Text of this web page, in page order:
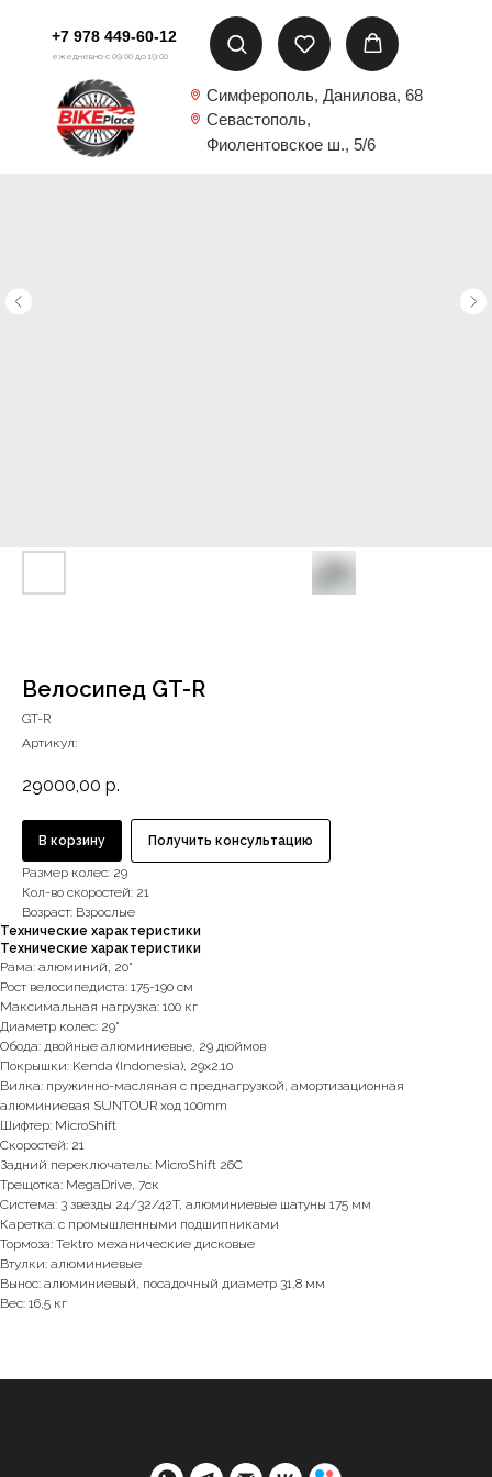
Севастополь,
Фиолентовское ш., 5/6
Симферополь, Данилова, 68
+7 978 449-60-12
ежедневно с 09:00 до 19:00
Велосипед GT-R
GT-R
Артикул:
29000,00 р.
В корзину Получить консультацию
Размер колес: 29
Кол-во скоростей: 21
Возраст: Взрослые
Технические характеристики
Технические характеристики
Рама: алюминий, 20"
Рост велосипедиста: 175-190 см
Максимальная нагрузка: 100 кг
Диаметр колес: 29"
Обода: двойные алюминиевые, 29 дюймов
Покрышки: Kenda (Indonesia), 29х2.10
Вилка: пружинно-масляная с преднагрузкой, амортизационная
алюминиевая SUNTOUR ход 100mm
Шифтер: MicroShift
Скоростей: 21
Задний переключатель: MicroShift 26С
Трещотка: MegaDrive, 7ск
Система: 3 звезды 24/32/42T, алюминиевые шатуны 175 мм
Каретка: с промышленными подшипниками
Тормоза: Tektro механические дисковые
Втулки: алюминиевые
Вынос: алюминиевый, посадочный диаметр 31,8 мм
Вес: 16,5 кг